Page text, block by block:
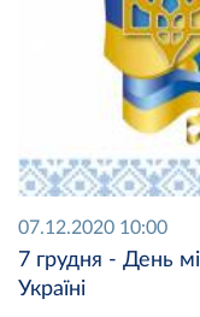
07.12.2020 10:00
7 грудня - День
Україні